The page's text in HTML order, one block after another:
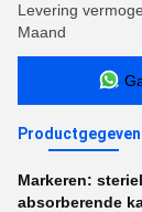
Levering
Maand
Markeren:
absorberende